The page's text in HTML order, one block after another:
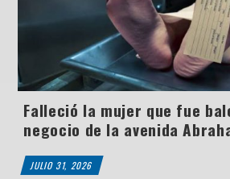
Falleció la mujer que fue
negocio de la avenida
JULIO 31, 2026